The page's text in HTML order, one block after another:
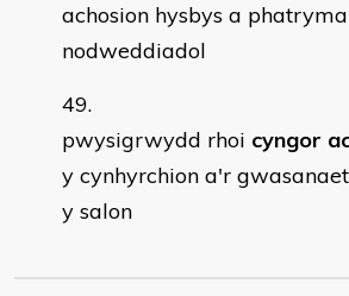
achosion hysbys a
nodweddiadol
pwysigrwydd rhoi cyngor
y cynhyrchion a'r
y salon